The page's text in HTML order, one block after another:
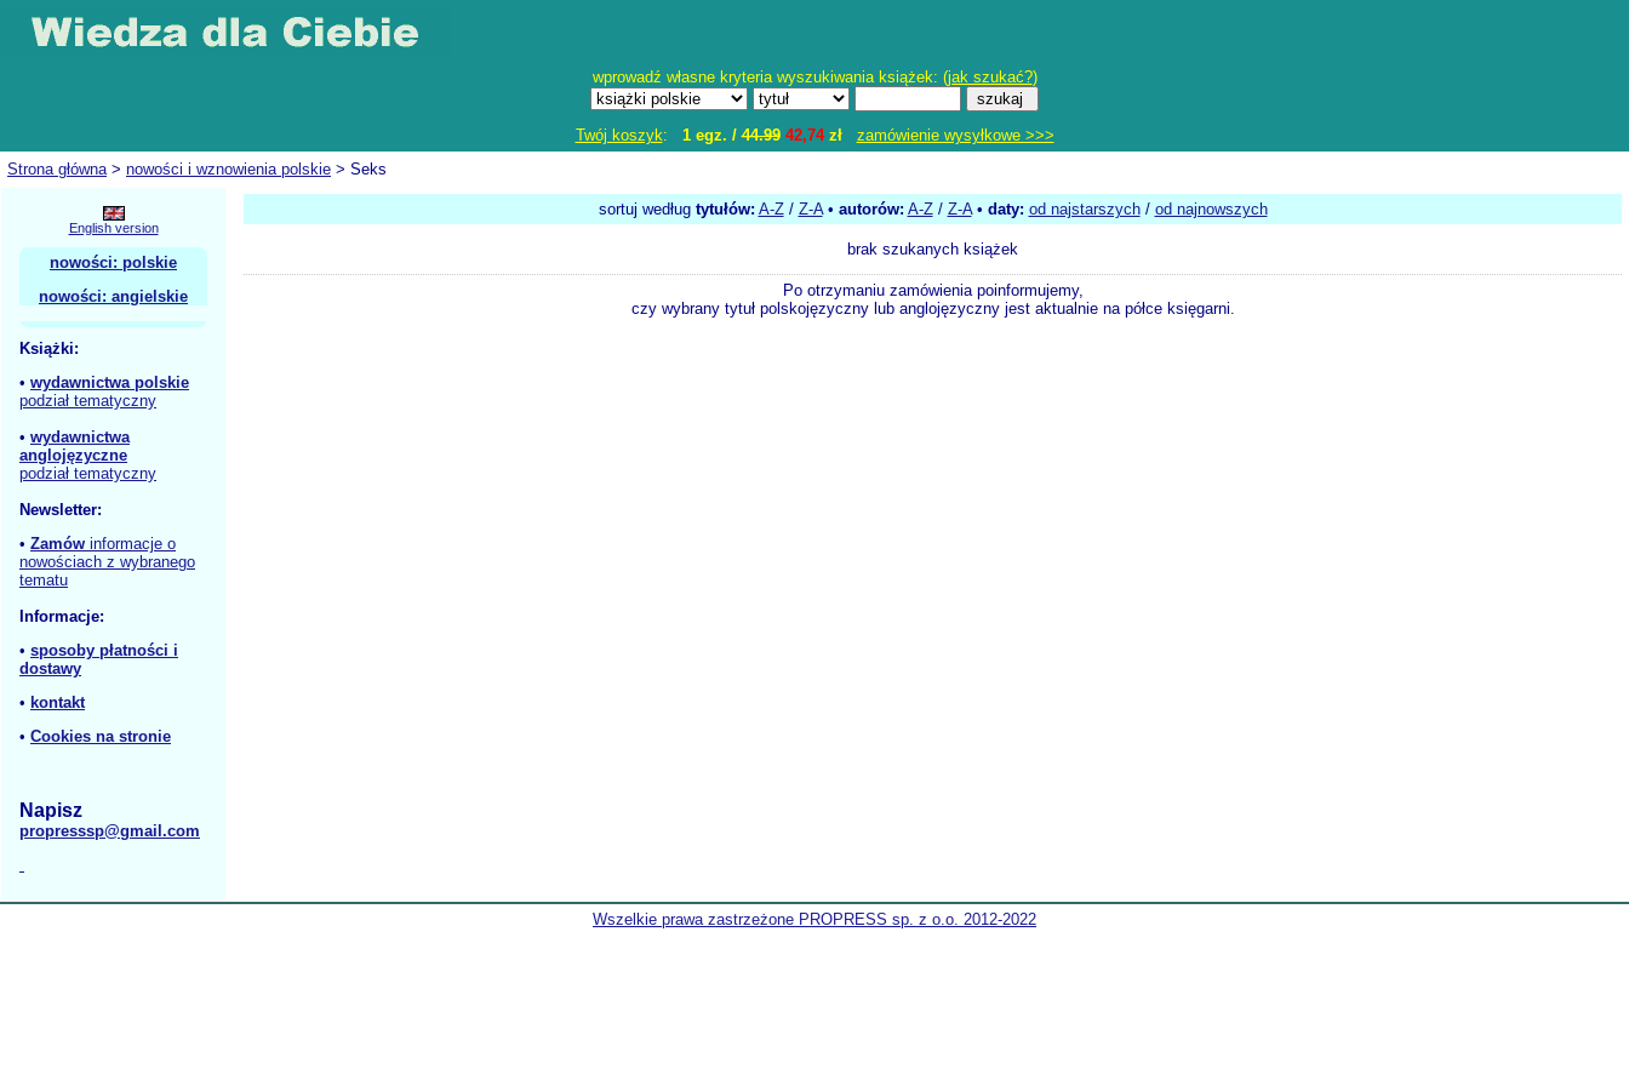
wprowadź własne kryteria wyszukiwania książek: (jak szukać?)
Twój koszyk: 1 egz. /44.99 42,74zł
zamówienie wysyłkowe >>>
Strona główna> nowości i wznowienia polskie > Seks
English version
nowości: polskie
nowości: angielskie
Książki:
• wydawnictwa polskie
podział tematyczny
• wydawnictwa
anglojęzyczne
podział tematyczny
Newsletter:
• Zamów informacje o
nowościach z wybranego
tematu
Informacje:
• sposoby płatności i
dostawy
• kontakt
• Cookies na stronie
Napisz
propresssp@gmail.com
sortuj według tytułów: A-Z/ Z-A• autorów: A-Z/ Z-A• daty: od najstarszych/ od najnowszych
brak szukanych książek
Po otrzymaniu zamówienia poinformujemy,
czy wybrany tytuł polskojęzyczny lub anglojęzyczny jest aktualnie na półce księgarni.
Wszelkie prawa zastrzeżone PROPRESS sp. z o.o. 2012-2022